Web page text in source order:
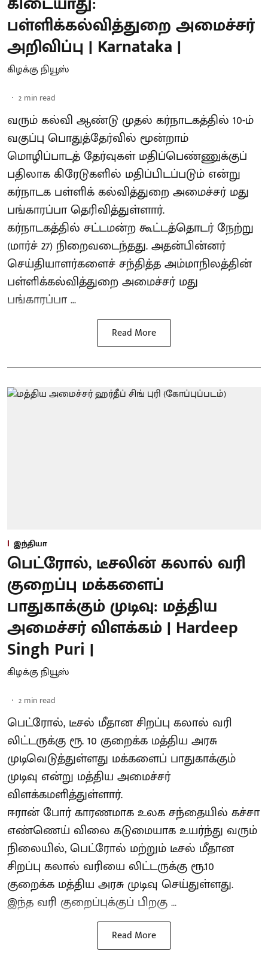
பள்ளிக்கல்வித்துறை அமைச்சர்
அறிவிப்பு | Karnataka |
கிழக்கு நியூஸ்
2 min read
வரும் கல்வி ஆண்டு முதல் கர்நாடகத்தில் 10-ம்
வகுப்பு பொதுத்தேர்வில் மூன்றாம்
மொழிப்பாடத் தேர்வுகள் மதிப்பெண்ணுக்குப்
பதிலாக கிரேடுகளில் மதிப்பிடப்படும் என்று
கர்நாடக பள்ளிக் கல்வித்துறை அமைச்சர் மது
பங்காரப்பா தெரிவித்துள்ளார்.
கர்நாடகத்தில் சட்டமன்ற கூட்டத்தொடர் நேற்று
(மார்ச் 27) நிறைவடைந்தது. அதன்பின்னர்
செய்தியாளர்களைச் சந்தித்த அம்மாநிலத்தின்
பள்ளிக்கல்வித்துறை அமைச்சர் மது
பங்காரப்பா ...
Read More
இந்தியா
பெட்ரோல், டீசலின் கலால் வரி
குறைப்பு மக்களைப்
பாதுகாக்கும் முடிவு: மத்திய
அமைச்சர் விளக்கம் | Hardeep
Singh Puri |
கிழக்கு நியூஸ்
2 min read
பெட்ரோல், டீசல் மீதான சிறப்பு கலால் வரி
லிட்டருக்கு ரூ. 10 குறைக்க மத்திய அரசு
முடிவெடுத்துள்ளது மக்களைப் பாதுகாக்கும்
முடிவு என்று மத்திய அமைச்சர்
விளக்கமளித்துள்ளார்.
ஈரான் போர் காரணமாக உலக சந்தையில் கச்சா
எண்ணெய் விலை கடுமையாக உயர்ந்து வரும்
நிலையில், பெட்ரோல் மற்றும் டீசல் மீதான
சிறப்பு கலால் வரியை லிட்டருக்கு ரூ.10
குறைக்க மத்திய அரசு முடிவு செய்துள்ளது.
இந்த வரி குறைப்புக்குப் பிறகு ...
Read More